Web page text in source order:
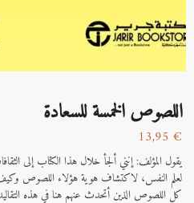
اللصوص الخمسة للسعادة
13,95 €
يقول المؤلف: إنني ألجأ خلال هذا الكتاب إلى
لعلم النفس، لاكتشاف هوية هؤلاء اللصوص
كل اللصوص الذين أتحدث عنهم هنا في هذه